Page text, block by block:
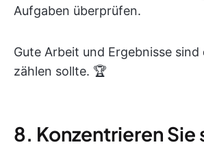
Aufgaben überprüfen.
Gute Arbeit und Ergebnisse sind
zählen sollte. 🏆
8. Konzentrieren Sie